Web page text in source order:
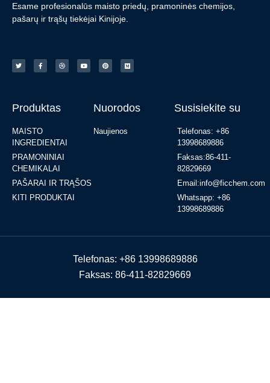
Esame profesionalūs maisto priedų, pramoninės chemijos,
pašarų ir trąšų tiekėjai Kinijoje.
Produktas
MAISTO
INGREDIENTAI
PRAMONINIAI
CHEMIKALAI
PAŠARAI IR TRĄŠOS
KITI PRODUKTAI
Nuorodos
Naujienos
Susisiekite su
Telefonas: +86
13998689886
Faksas:86-411-
82829669
Email:info@ficchem.com
Whatsapp: +86
13998689886
Telefonas: +86 13998689886
Faksas: 86-411-82829669